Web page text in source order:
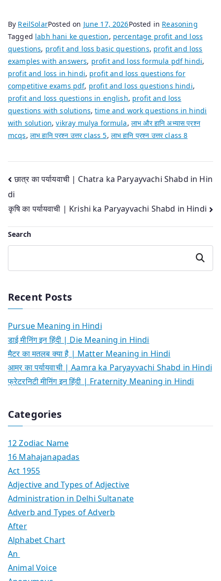
By ReilSolarPosted on June 17, 2026Posted in Reasoning
Tagged labh hani ke question, percentage profit and loss
questions, profit and loss basic questions, profit and loss
examples with answers, profit and loss formula pdf hindi,
profit and loss in hindi, profit and loss questions for
competitive exams pdf, profit and loss questions hindi,
profit and loss questions in english, profit and loss
questions with solutions,time and work questions in hindi
with solution,vikray mulya formula, लाभ और हानि अभ्यास प्रश्न
mcqs, लाभ हानि प्रश्न उत्तर class 5, लाभ हानि प्रश्न उत्तर class 8
Post
navigation
छात्र का पर्यायवाची | Chatra ka Paryayvachi Shabd in Hin
di
कृषि का पर्यायवाची | Krishi ka Paryayvachi Shabd in Hindi
Search
Search
Recent Posts
Pursue Meaning in Hindi
डाई मीनिंग इन हिंदी | Die Meaning in Hindi
मैटर का मतलब क्या है | Matter Meaning in Hindi
आम्र का पर्यायवाची | Aamra ka Paryayvachi Shabd in Hindi
फ्रेटरनिटी मीनिंग इन हिंदी | Fraternity Meaning in Hindi
Categories
12 Zodiac Name
16 Mahajanapadas
Act 1955
Adjective and Types of Adjective
Administration in Delhi Sultanate
Adverb and Types of Adverb
After
Alphabet Chart
An
Animal Voice